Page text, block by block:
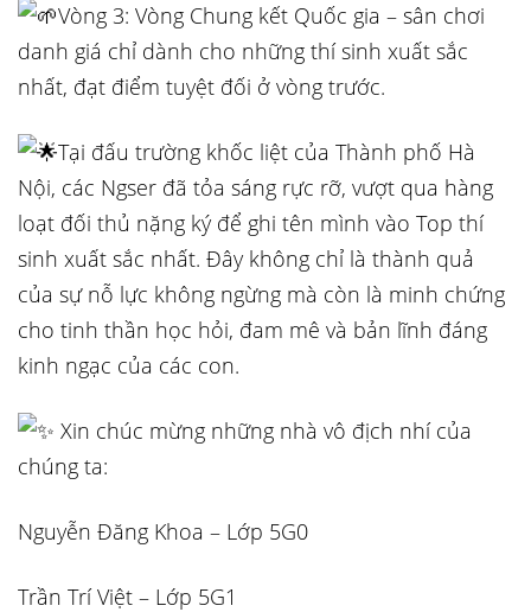
Vòng 3: Vòng Chung kết Quốc gia – sân chơi
danh giá chỉ dành cho những thí sinh xuất sắc
nhất, đạt điểm tuyệt đối ở vòng trước.
Tại đấu trường khốc liệt của Thành phố Hà
Nội, các Ngser đã tỏa sáng rực rỡ, vượt qua hàng
loạt đối thủ nặng ký để ghi tên mình vào Top thí
sinh xuất sắc nhất. Đây không chỉ là thành quả
của sự nỗ lực không ngừng mà còn là minh chứng
cho tinh thần học hỏi, đam mê và bản lĩnh đáng
kinh ngạc của các con.
Xin chúc mừng những nhà vô địch nhí của
chúng ta:
Nguyễn Đăng Khoa – Lớp 5G0
Trần Trí Việt – Lớp 5G1